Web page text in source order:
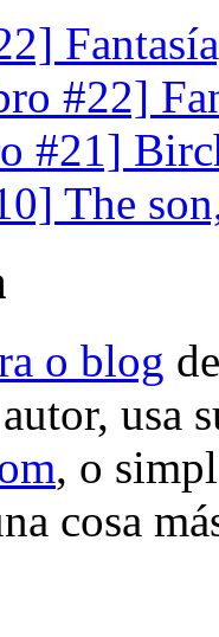
#22]
#21]
The
o blog
usa
, o
cosa